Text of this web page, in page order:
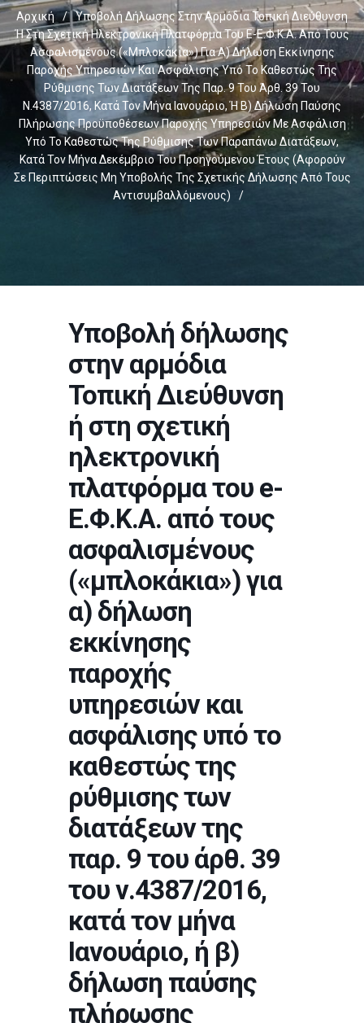
Αρχική /
Υποβολή Δήλωσης Στην Αρμόδια Τοπική Διεύθυνση
Ή Στη Σχετική Ηλεκτρονική Πλατφόρμα Του E-Ε.Φ.Κ.Α. Από Τους
Ασφαλισμένους («μπλοκάκια») Για Α) Δήλωση Εκκίνησης
Παροχής Υπηρεσιών Και Ασφάλισης Υπό Το Καθεστώς Της
Ρύθμισης Των Διατάξεων Της Παρ. 9 Του Άρθ. 39 Του
Ν.4387/2016, Κατά Τον Μήνα Ιανουάριο, Ή Β) Δήλωση Παύσης
Πλήρωσης Προϋποθέσεων Παροχής Υπηρεσιών Με Ασφάλιση
Υπό Το Καθεστώς Της Ρύθμισης Των Παραπάνω Διατάξεων,
Κατά Τον Μήνα Δεκέμβριο Του Προηγούμενου Έτους (αφορούν
Σε Περιπτώσεις Μη Υποβολής Της Σχετικής Δήλωσης Από Τους
Αντισυμβαλλόμενους)
/
Υποβολή δήλωσης
στην αρμόδια
Τοπική Διεύθυνση
ή στη σχετική
ηλεκτρονική
πλατφόρμα του e-
Ε.Φ.Κ.Α. από τους
ασφαλισμένους
(«μπλοκάκια») για
α) δήλωση
εκκίνησης
παροχής
υπηρεσιών και
ασφάλισης υπό το
καθεστώς της
ρύθμισης των
διατάξεων της
παρ. 9 του άρθ. 39
του ν.4387/2016,
κατά τον μήνα
Ιανουάριο, ή β)
δήλωση παύσης
πλήρωσης